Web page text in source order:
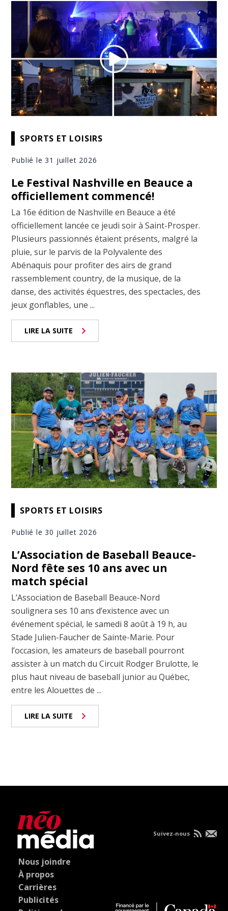
SPORTS ET LOISIRS
Publié le 31 juillet 2026
Le Festival Nashville en Beauce a
officiellement commencé!
La 16e édition de Nashville en Beauce a été
officiellement lancée ce jeudi soir à Saint-Prosper.
Plusieurs passionnés étaient présents, malgré la
pluie, sur le parvis de la Polyvalente des
Abénaquis pour profiter des airs de grand
rassemblement country, de la musique, de la
danse, des activités équestres, des spectacles, des
jeux gonflables, une ...
LIRE LA SUITE
SPORTS ET LOISIRS
Publié le 30 juillet 2026
L’Association de Baseball Beauce-
Nord fête ses 10 ans avec un
match spécial
L’Association de Baseball Beauce-Nord
soulignera ses 10 ans d’existence avec un
événement spécial, le samedi 8 août à 19 h, au
Stade Julien-Faucher de Sainte-Marie. Pour
l’occasion, les amateurs de baseball pourront
assister à un match du Circuit Rodger Brulotte, le
plus haut niveau de baseball junior au Québec,
entre les Alouettes de ...
LIRE LA SUITE
Nous joindre
À propos
Carrières
Publicités
Suivez-nous